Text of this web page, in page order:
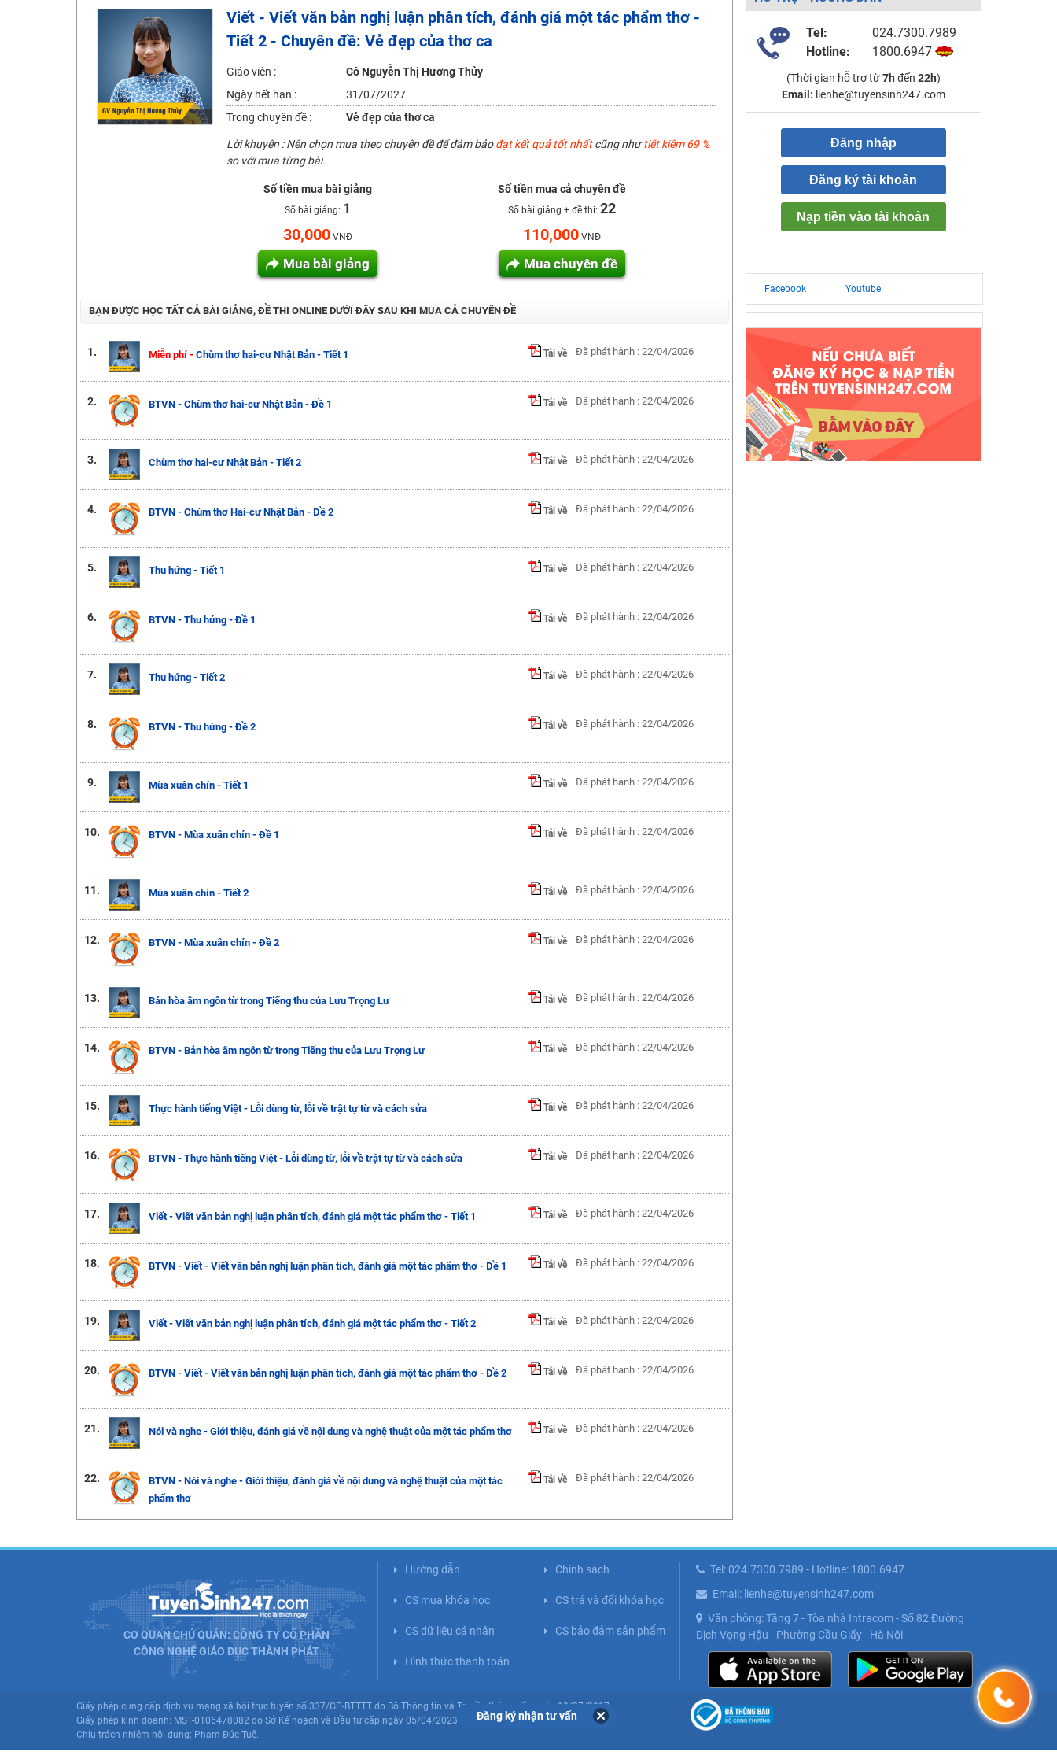
2K6! Lộ Trình Sun 2024 - Ba bước luyện thi TN THPT - ĐH ít nhất 25 điểm
Hot! Lễ hội đồng giá 449K - 499K toàn bộ khoá học tại Tuyensinh247 (Từ 16-18/07/2025)
Khuyến Mãi Khoá Học 1K Chỉ Từ 11-13/09/2024
Đồng giá khóa học 499K - 399K (13/11-15/11)
Khai giảng các khóa lớp 9 Toán - Lý - Hóa - Văn - Anh năm 2018
Luyện thi vào lớp 10 môn Toán, Văn, Hóa, Anh, Lý với giáo viên giỏi và nổi tiếng
Viết - Viết văn bản nghị luận phân tích, đánh giá một tác phẩm thơ -
Tiết 2 - Chuyên đề: Vẻ đẹp của thơ ca
Giáo viên :
Cô Nguyễn Thị Hương Thủy
Ngày hết hạn :
31/07/2027
Trong chuyên đề :
Vẻ đẹp của thơ ca
Lời khuyên : Nên chọn mua theo chuyên đề để đảm bảođạt kết quả tốt nhấtcũng nhưtiết kiệm 69 %
so với mua từng bài.
Số tiền mua bài giảng
Số bài giảng: 1
30,000VNĐ
Mua bài giảng
Số tiền mua cả chuyên đề
Số bài giảng + đề thi: 22
110,000 VNĐ
Mua chuyên đề
BẠN ĐƯỢC HỌC TẤT CẢ BÀI GIẢNG, ĐỀ THI ONLINE DƯỚI ĐÂY SAU KHI MUA CẢ CHUYÊN ĐỀ
1. Miễn phí - Chùm thơ hai-cư Nhật Bản - Tiết 1 Tải về Đã phát hành : 22/04/2026
2. BTVN - Chùm thơ hai-cư Nhật Bản - Đề 1 Tải về Đã phát hành : 22/04/2026
3. Chùm thơ hai-cư Nhật Bản - Tiết 2 Tải về Đã phát hành : 22/04/2026
4. BTVN - Chùm thơ Hai-cư Nhật Bản - Đề 2 Tải về Đã phát hành : 22/04/2026
5. Thu hứng - Tiết 1 Tải về Đã phát hành : 22/04/2026
6. BTVN - Thu hứng - Đề 1 Tải về Đã phát hành : 22/04/2026
7. Thu hứng - Tiết 2 Tải về Đã phát hành : 22/04/2026
8. BTVN - Thu hứng - Đề 2 Tải về Đã phát hành : 22/04/2026
9. Mùa xuân chín - Tiết 1 Tải về Đã phát hành : 22/04/2026
10. BTVN - Mùa xuân chín - Đề 1 Tải về Đã phát hành : 22/04/2026
11. Mùa xuân chín - Tiết 2 Tải về Đã phát hành : 22/04/2026
12. BTVN - Mùa xuân chín - Đề 2 Tải về Đã phát hành : 22/04/2026
13. Bản hòa âm ngôn từ trong Tiếng thu của Lưu Trọng Lư Tải về Đã phát hành : 22/04/2026
14. BTVN - Bản hòa âm ngôn từ trong Tiếng thu của Lưu Trọng Lư Tải về Đã phát hành : 22/04/2026
15. Thực hành tiếng Việt - Lỗi dùng từ, lỗi về trật tự từ và cách sửa Tải về Đã phát hành : 22/04/2026
16. BTVN - Thực hành tiếng Việt - Lỗi dùng từ, lỗi về trật tự từ và cách sửa Tải về Đã phát hành : 22/04/2026
17. Viết - Viết văn bản nghị luận phân tích, đánh giá một tác phẩm thơ - Tiết 1 Tải về Đã phát hành : 22/04/2026
18. BTVN - Viết - Viết văn bản nghị luận phân tích, đánh giá một tác phẩm thơ - Đề 1 Tải về Đã phát hành : 22/04/2026
19. Viết - Viết văn bản nghị luận phân tích, đánh giá một tác phẩm thơ - Tiết 2 Tải về Đã phát hành : 22/04/2026
20. BTVN - Viết - Viết văn bản nghị luận phân tích, đánh giá một tác phẩm thơ - Đề 2 Tải về Đã phát hành : 22/04/2026
21. Nói và nghe - Giới thiệu, đánh giá về nội dung và nghệ thuật của một tác phẩm thơ Tải về Đã phát hành : 22/04/2026
22.
BTVN - Nói và nghe - Giới thiệu, đánh giá về nội dung và nghệ thuật của một tác
phẩm thơ
Tải về Đã phát hành : 22/04/2026
Tel:
024.7300.7989
Hotline:
1800.6947
(Thời gian hỗ trợ từ7h đến 22h)
Email: lienhe@tuyensinh247.com
Đăng nhập
Đăng ký tài khoản
Nạp tiền vào tài khoản
Facebook Youtube
Đăng ký nhận tư vấn
CƠ QUAN CHỦ QUẢN: CÔNG TY CỔ PHẦN
CÔNG NGHỆ GIÁO DỤC THÀNH PHÁT
Hướng dẫn Chính sách
CS mua khóa học CS trả và đổi khóa học
CS dữ liệu cá nhân CS bảo đảm sản phẩm
Hình thức thanh toán
Tel: 024.7300.7989 - Hotline: 1800.6947
Email: lienhe@tuyensinh247.com
Văn phòng: Tầng 7 - Tòa nhà Intracom - Số 82 Đường
Dịch Vọng Hậu - Phường Cầu Giấy - Hà Nội
Giấy phép cung cấp dịch vụ mạng xã hội trực tuyến số 337/GP-BTTTT do Bộ Thông tin và Truyền thông cấp ngày 10/07/2017.
Giấy phép kinh doanh: MST-0106478082 do Sở Kế hoạch và Đầu tư cấp ngày 05/04/2023 (Lần 5).
Chịu trách nhiệm nội dung: Phạm Đức Tuệ.